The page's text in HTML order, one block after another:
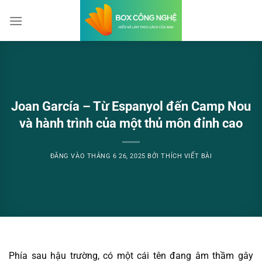
qua
Joan García – Từ Espanyol đến Camp Nou
và hành trình của một thủ môn đỉnh cao
ĐĂNG VÀO THÁNG 6 26, 2025 BỞITHÍCH VIẾT BÀI
Phía sau hậu trường, có một cái tên đang âm thầm gây